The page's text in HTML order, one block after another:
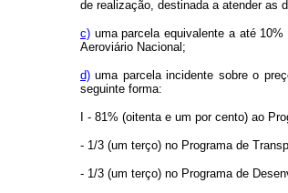
de realização, destinada a atender as
c) uma parcela equivalente a até
Aeroviário Nacional;
d) uma parcela incidente sobre o
seguinte forma:
I - 81% (oitenta e um por cento) ao
- 1/3 (um terço) no Programa de
- 1/3 (um terço) no Programa de